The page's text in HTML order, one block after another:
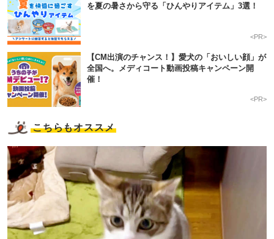
を夏の暑さから守る「ひんやりアイテム」3選！
<PR>
【CM出演のチャンス！】愛犬の「おいしい顔」が
全国へ。メディコート動画投稿キャンペーン開
催！
<PR>
こちらもオススメ